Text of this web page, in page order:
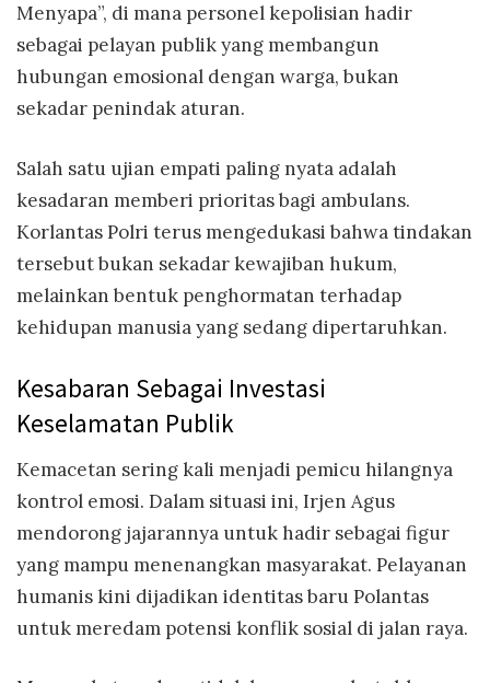
Menyapa”, di mana personel kepolisian hadir
sebagai pelayan publik yang membangun
hubungan emosional dengan warga, bukan
sekadar penindak aturan.
Salah satu ujian empati paling nyata adalah
kesadaran memberi prioritas bagi ambulans.
Korlantas Polri terus mengedukasi bahwa tindakan
tersebut bukan sekadar kewajiban hukum,
melainkan bentuk penghormatan terhadap
kehidupan manusia yang sedang dipertaruhkan.
Kesabaran Sebagai Investasi
Keselamatan Publik
Kemacetan sering kali menjadi pemicu hilangnya
kontrol emosi. Dalam situasi ini, Irjen Agus
mendorong jajarannya untuk hadir sebagai figur
yang mampu menenangkan masyarakat. Pelayanan
humanis kini dijadikan identitas baru Polantas
untuk meredam potensi konflik sosial di jalan raya.